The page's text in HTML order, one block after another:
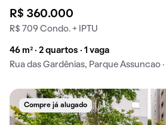
R$ 360.000
R$ 709 Condo. + IPTU
46 m² · 2 quartos · 1 vaga
Rua das Gardênias, Parque Assuncao
Compre já alugado